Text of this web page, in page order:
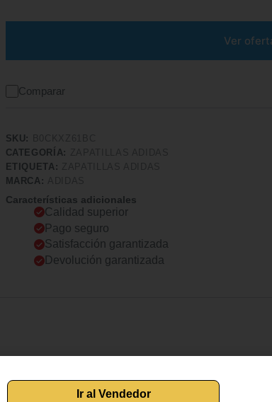
Ver
Comparar
SKU:
CATEGORÍA:
ETIQUETA:
MARCA:
Características adicionales
Calidad superior
Pago seguro
Satisfacción garantizada
Devolución garantizada